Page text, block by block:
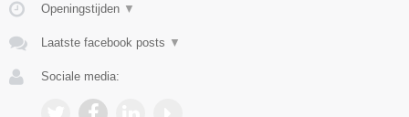
Openingstijden ▼
Laatste facebook posts ▼
Sociale media: